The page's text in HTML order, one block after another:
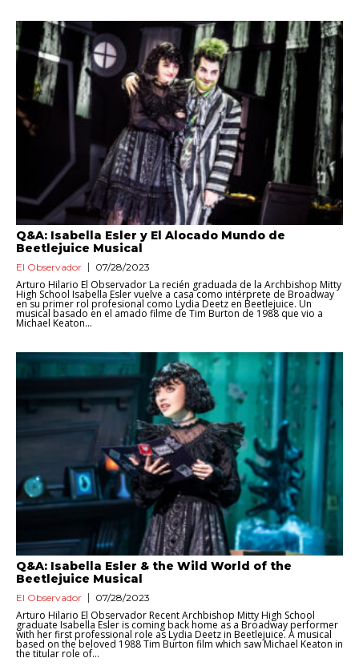
Q&A: Isabella Esler y El Alocado Mundo de
Beetlejuice Musical
El Observador 07/28/2023
Arturo Hilario El Observador La recién graduada de la Archbishop Mitty
High School Isabella Esler vuelve a casa como intérprete de Broadway
en su primer rol profesional como Lydia Deetz en Beetlejuice. Un
musical basado en el amado filme de Tim Burton de 1988 que vio a
Michael Keaton...
Q&A: Isabella Esler & the Wild World of the
Beetlejuice Musical
El Observador 07/28/2023
Arturo Hilario El Observador Recent Archbishop Mitty High School
graduate Isabella Esler is coming back home as a Broadway performer
with her first professional role as Lydia Deetz in Beetlejuice. A musical
based on the beloved 1988 Tim Burton film which saw Michael Keaton in
the titular role of...